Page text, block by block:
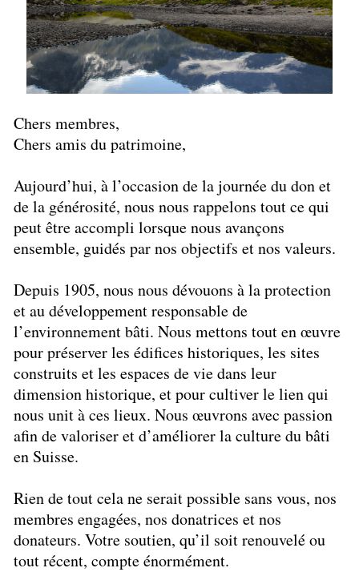
Chers membres,
Chers amis du patrimoine,
Aujourd’hui, à l’occasion de la journée du don et
de la générosité, nous nous rappelons tout ce qui
peut être accompli lorsque nous avançons
ensemble, guidés par nos objectifs et nos valeurs.
Depuis 1905, nous nous dévouons à la protection
et au développement responsable de
l’environnement bâti. Nous mettons tout en œuvre
pour préserver les édifices historiques, les sites
construits et les espaces de vie dans leur
dimension historique, et pour cultiver le lien qui
nous unit à ces lieux. Nous œuvrons avec passion
afin de valoriser et d’améliorer la culture du bâti
en Suisse.
Rien de tout cela ne serait possible sans vous, nos
membres engagées, nos donatrices et nos
donateurs. Votre soutien, qu’il soit renouvelé ou
tout récent, compte énormément.